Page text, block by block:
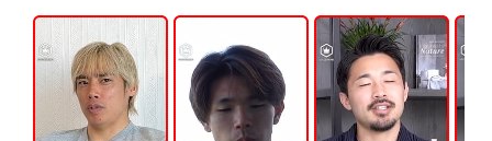
U
n
m
u
t
e